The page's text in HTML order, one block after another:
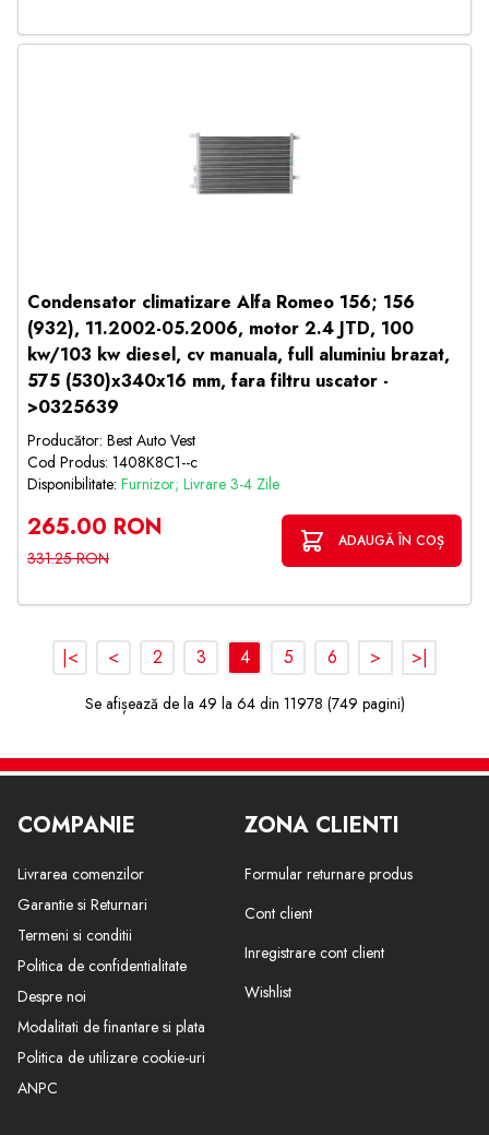
Condensator climatizare Alfa Romeo 156; 156
(932), 11.2002-05.2006, motor 2.4 JTD, 100
kw/103 kw diesel, cv manuala, full aluminiu brazat,
575 (530)x340x16 mm, fara filtru uscator -
>0325639
Producător: Best Auto Vest
Cod Produs: 1408K8C1--c
Disponibilitate: Furnizor; Livrare 3-4 Zile
265.00 RON
331.25 RON
ADAUGĂ ÎN COȘ
|< < 2 3 4 5 6 > >|
Se afișează de la 49 la 64 din 11978 (749 pagini)
COMPANIE
Livrarea comenzilor
Garantie si Returnari
Termeni si conditii
Politica de confidentialitate
Despre noi
Modalitati de finantare si plata
Politica de utilizare cookie-uri
ANPC
ZONA CLIENTI
Formular returnare produs
Cont client
Inregistrare cont client
Wishlist